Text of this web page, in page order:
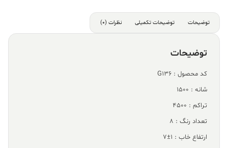
توضیحات توضیحات تکمیلی نظرات (0)
توضیحات
کد محصول : G136
شانه : 1500
تراکم : 4500
تعداد رنگ : 8
ارتفاع خاب : 1±7